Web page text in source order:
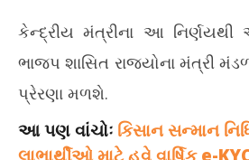
કેન્દ્રીય મંત્રીના આ
ભાજપ શાસિત રાજ્યોના મંત્રી
પ્રેરણા મળશે.
આ પણ વાંચોઃ કિસાન સન્માન